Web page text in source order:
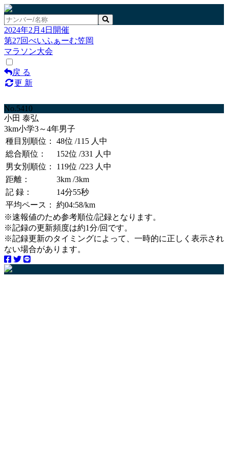
2024年2月4日開催
第27回べいふぁーむ笠岡
マラソン大会
戻 る
更 新
No.5410
小田 泰弘
3km小学3～4年男子
種目別順位：
48位 /115 人中
総合順位：
152位 /331 人中
男女別順位：
119位 /223 人中
距離：
3km /3km
記 録：
14分55秒
平均ペース：
約04:58/km
※速報値のため参考順位/記録となります。
※記録の更新頻度は約1分/回です。
※記録更新のタイミングによって、一時的に正しく表示され
ない場合があります。